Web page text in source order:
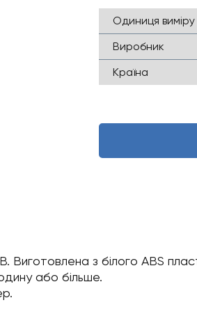
Одиниця виміру
Виробник
Країна
Виготовлена ​​з білого ABS
або більше.